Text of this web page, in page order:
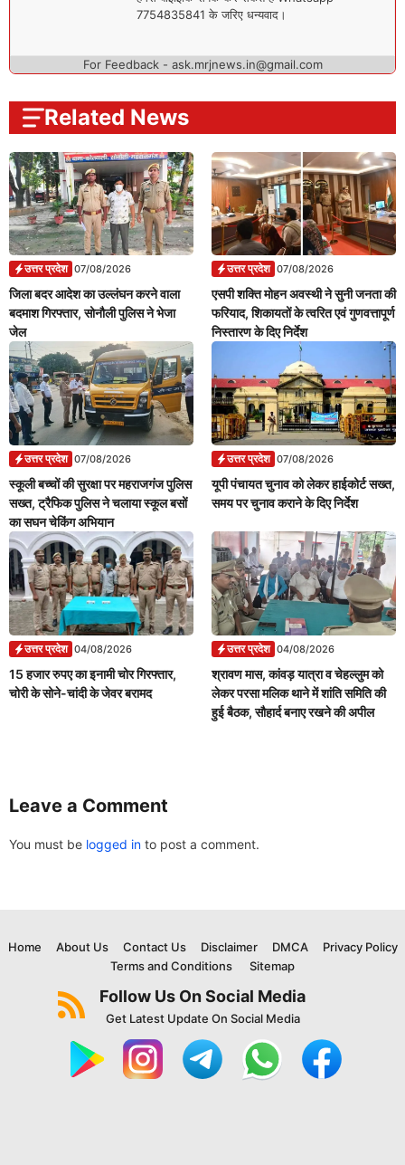
7754835841 के जरिए धन्यवाद।
For Feedback - ask.mrjnews.in@gmail.com
Related News
उत्तर प्रदेश 07/08/2026
जिला बदर आदेश का उल्लंघन करने वाला
बदमाश गिरफ्तार, सोनौली पुलिस ने भेजा
जेल
उत्तर प्रदेश 07/08/2026
एसपी शक्ति मोहन अवस्थी ने सुनी जनता की
फरियाद, शिकायतों के त्वरित एवं गुणवत्तापूर्ण
निस्तारण के दिए निर्देश
उत्तर प्रदेश 07/08/2026
स्कूली बच्चों की सुरक्षा पर महराजगंज पुलिस
सख्त, ट्रैफिक पुलिस ने चलाया स्कूल बसों
का सघन चेकिंग अभियान
उत्तर प्रदेश 07/08/2026
यूपी पंचायत चुनाव को लेकर हाईकोर्ट सख्त,
समय पर चुनाव कराने के दिए निर्देश
उत्तर प्रदेश 04/08/2026
15 हजार रुपए का इनामी चोर गिरफ्तार,
चोरी के सोने-चांदी के जेवर बरामद
उत्तर प्रदेश 04/08/2026
श्रावण मास, कांवड़ यात्रा व चेहल्लुम को
लेकर परसा मलिक थाने में शांति समिति की
हुई बैठक, सौहार्द बनाए रखने की अपील
Leave a Comment
You must be logged in to post a comment.
Home About Us Contact Us Disclaimer DMCA
Privacy Policy
Terms and Conditions
Sitemap
Follow Us On Social Media
Get Latest Update On Social Media